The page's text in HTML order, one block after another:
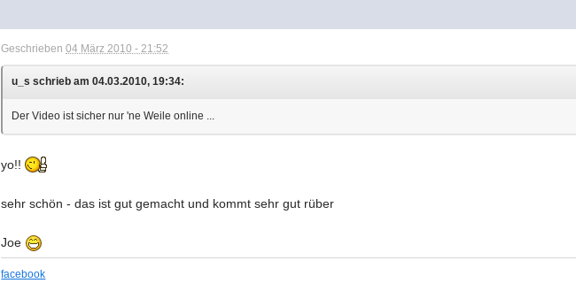
Geschrieben04 März 2010 - 21:52
u_s schrieb am 04.03.2010, 19:34:
Der Video ist sicher nur 'ne Weile online ...
yo!!
sehr schön - das ist gut gemacht und kommt sehr gut rüber
Joe
facebook